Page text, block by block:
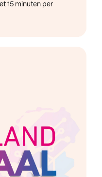
15 minuten per